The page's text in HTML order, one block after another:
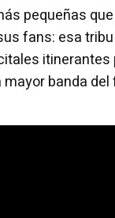
pequeñas
fans: esa
banda